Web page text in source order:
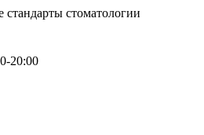
стоматологии
20:00